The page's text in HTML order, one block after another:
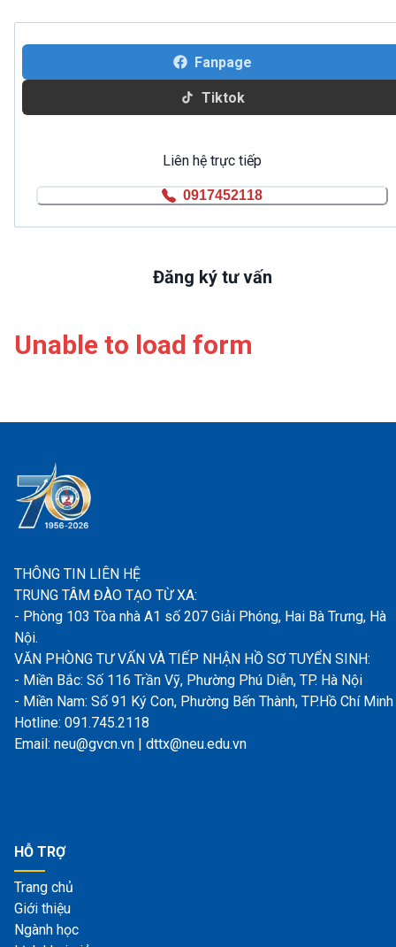
Fanpage
Tiktok
Liên hệ trực tiếp
0917452118
Đăng ký tư vấn
Unable to load form
THÔNG TIN LIÊN HỆ
TRUNG TÂM ĐÀO TẠO TỪ XA:
- Phòng 103 Tòa nhà A1 số 207 Giải Phóng, Hai Bà Trưng, Hà
Nội.
VĂN PHÒNG TƯ VẤN VÀ TIẾP NHẬN HỒ SƠ TUYỂN SINH:
- Miền Bắc: Số 116 Trần Vỹ, Phường Phú Diễn, TP. Hà Nội
- Miền Nam: Số 91 Ký Con, Phường Bến Thành, TP.Hồ Chí Minh
Hotline: 091.745.2118
Email: neu@gvcn.vn | dttx@neu.edu.vn
HỖ TRỢ
Trang chủ
Giới thiệu
Ngành học